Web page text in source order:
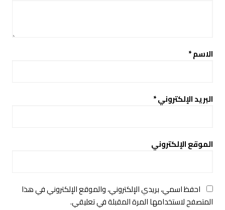
الاسم*
البريد الإلكتروني*
الموقع الإلكتروني
احفظ اسمي، بريدي الإلكتروني، والموقع الإلكتروني في هذا
المتصفح لاستخدامها المرة المقبلة في تعليقي.